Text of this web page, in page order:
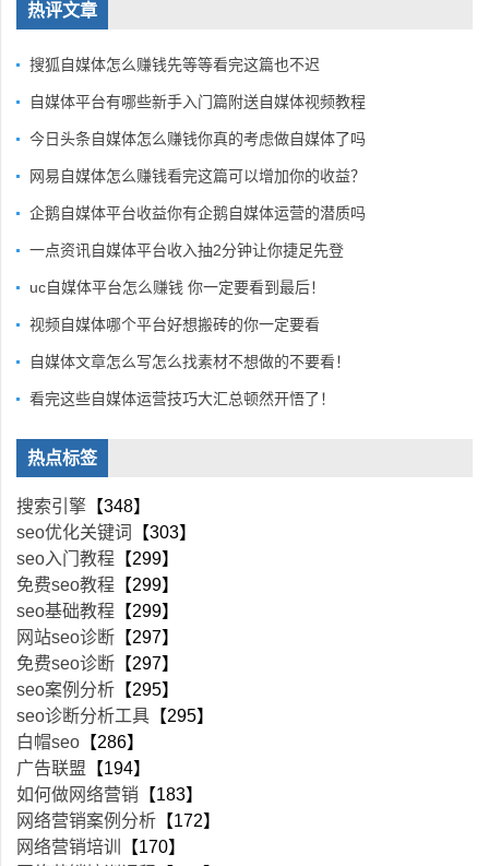
热评文章
搜狐自媒体怎么赚钱先等等看完这篇也不迟
自媒体平台有哪些新手入门篇附送自媒体视频教程
今日头条自媒体怎么赚钱你真的考虑做自媒体了吗
网易自媒体怎么赚钱看完这篇可以增加你的收益？
企鹅自媒体平台收益你有企鹅自媒体运营的潜质吗
一点资讯自媒体平台收入抽2分钟让你捷足先登
uc自媒体平台怎么赚钱 你一定要看到最后！
视频自媒体哪个平台好想搬砖的你一定要看
自媒体文章怎么写怎么找素材不想做的不要看！
看完这些自媒体运营技巧大汇总顿然开悟了！
热点标签
搜索引擎 【348】
seo优化关键词
【303】
seo入门教程 【299】
免费seo教程 【299】
seo基础教程 【299】
网站seo诊断 【297】
免费seo诊断 【297】
seo案例分析 【295】
seo诊断分析工具 【295】
白帽seo 【286】
广告联盟 【194】
如何做网络营销 【183】
网络营销案例分析 【172】
网络营销培训
【170】